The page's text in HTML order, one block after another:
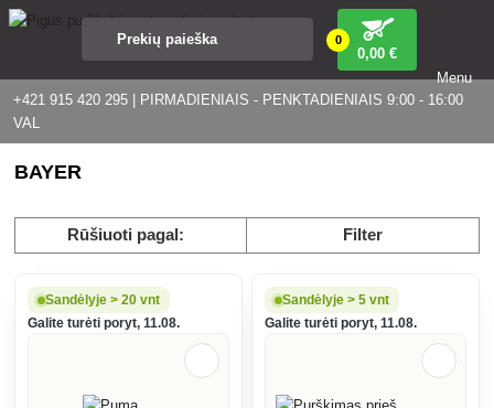
+421 915 420 295 | PIRMADIENIAIS - PENKTADIENIAIS 9:00 - 16:00
VAL
0
0,00 €
Menu
BAYER
Rūšiuoti pagal: Filter
Sandėlyje > 20 vnt
Galite turėti poryt, 11.08.
Sandėlyje > 5 vnt
Galite turėti poryt, 11.08.